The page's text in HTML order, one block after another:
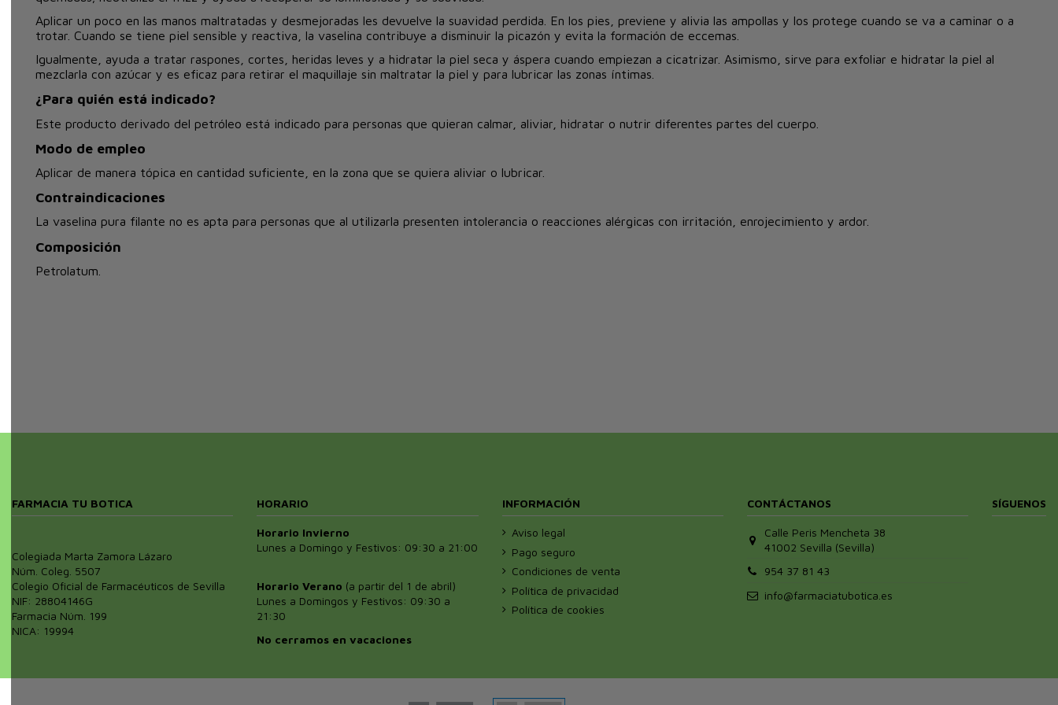
Aplicar un poco en las manos maltratadas y desmejoradas les devuelve la suavidad perdida. En los pies, previene y alivia las ampollas y los protege cuando se va a caminar o a
trotar. Cuando se tiene piel sensible y reactiva, la vaselina contribuye a disminuir la picazón y evita la formación de eccemas.
Igualmente, ayuda a tratar raspones, cortes, heridas leves y a hidratar la piel seca y áspera cuando empiezan a cicatrizar. Asimismo, sirve para exfoliar e hidratar la piel al
mezclarla con azúcar y es eficaz para retirar el maquillaje sin maltratar la piel y para lubricar las zonas íntimas.
¿Para quién está indicado?
Este producto derivado del petróleo está indicado para personas que quieran calmar, aliviar, hidratar o nutrir diferentes partes del cuerpo.
Modo de empleo
Aplicar de manera tópica en cantidad suficiente, en la zona que se quiera aliviar o lubricar.
Contraindicaciones
La vaselina pura filante no es apta para personas que al utilizarla presenten intolerancia o reacciones alérgicas con irritación, enrojecimiento y ardor.
Composición
Petrolatum.
FARMACIA TU BOTICA
Colegiada Marta Zamora Lázaro
Núm. Coleg. 5507
Colegio Oficial de Farmacéuticos de Sevilla
NIF: 28804146G
Farmacia Núm. 199
NICA: 19994
HORARIO
Horario Invierno
Lunes a Domingo y Festivos: 09:30 a 21:00
Horario Verano (a partir del 1 de abril)
Lunes a Domingos y Festivos: 09:30 a
21:30
No cerramos en vacaciones
INFORMACIÓN
Aviso legal
Pago seguro
Condiciones de venta
Política de privacidad
Política de cookies
CONTÁCTANOS
Calle Peris Mencheta 38
41002 Sevilla (Sevilla)
954 37 81 43
info@farmaciatubotica.es
SÍGUENOS